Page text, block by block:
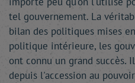
tel gouvernement. La
bilan des politiques mises
politique intérieure, les
ont connu un grand succès.
depuis l'accession au